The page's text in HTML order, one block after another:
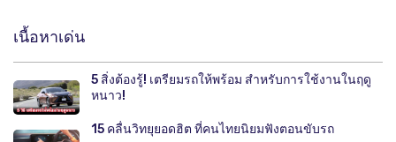
เนื้อหาเด่น
5 สิ่งต้องรู้! เตรียมรถให้พร้อม สำหรับการใช้งานในฤดู
หนาว!
15 คลื่นวิทยุยอดฮิต ที่คนไทยนิยมฟังตอนขับรถ